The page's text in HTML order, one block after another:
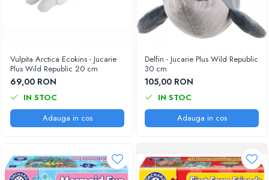
Vulpita Arctica Ecokins - Jucarie
Plus Wild Republic 20 cm
69,00 RON
IN STOC
Adauga in cos
Delfin - Jucarie Plus Wild Republic
30 cm
105,00 RON
IN STOC
Adauga in cos